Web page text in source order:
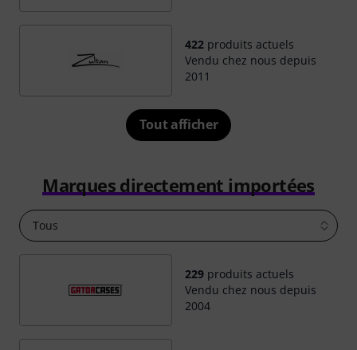
422produits actuels
Vendu chez nous depuis
2011
Tout afficher
Marques directement importées
Tous
229produits actuels
Vendu chez nous depuis
2004